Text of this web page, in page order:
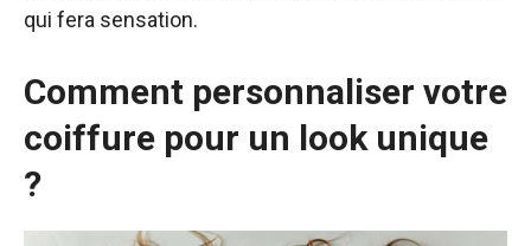
qui fera sensation.
Comment personnaliser votre
coiffure pour un look unique
?